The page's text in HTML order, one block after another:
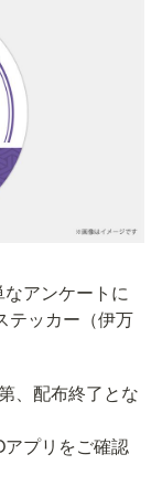
なアンケートに
テッカー（伊万
、配布終了とな
プリをご確認